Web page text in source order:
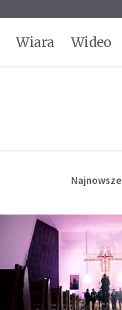
Wiara Wideo
Najnowsze